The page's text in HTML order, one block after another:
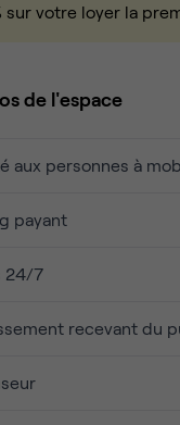
sur votre loyer la
de l'espace
aux personnes à
payant
24/7
recevant du